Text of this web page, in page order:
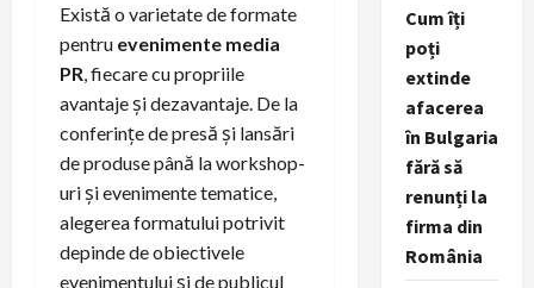
Există o varietate de formate
pentru evenimente media
PR , fiecare cu propriile
avantaje și dezavantaje. De la
conferințe de presă și lansări
de produse până la workshop-
uri și evenimente tematice,
alegerea formatului potrivit
depinde de obiectivele
evenimentului și de publicul
Cum îți
poți
extinde
afacerea
în Bulgaria
fără să
renunți la
firma din
România